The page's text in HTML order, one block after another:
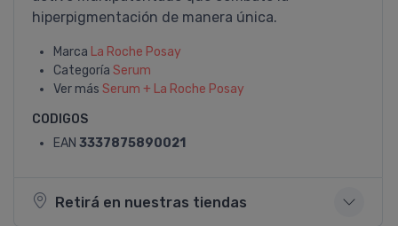
hiperpigmentación de manera única.
Marca La Roche Posay
Categoría Serum
Ver más Serum + La Roche Posay
CODIGOS
EAN 3337875890021
Retirá en nuestras tiendas